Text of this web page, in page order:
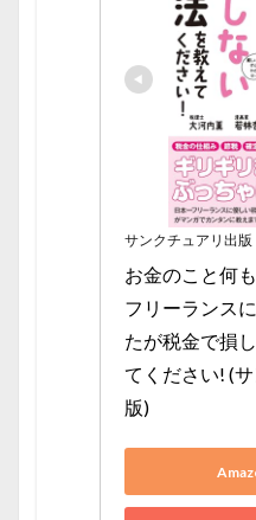
サンクチュアリ出版
お金のこと何
フリーランス
たが税金で損
てください! (
版)